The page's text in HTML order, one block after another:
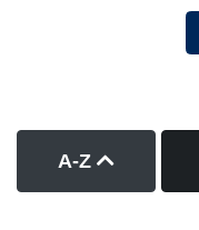
A-Z Kurse